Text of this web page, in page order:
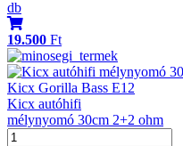
db
19.500 Ft
Kicx Gorilla Bass E12
Kicx autóhifi
mélynyomó 30cm 2+2 ohm